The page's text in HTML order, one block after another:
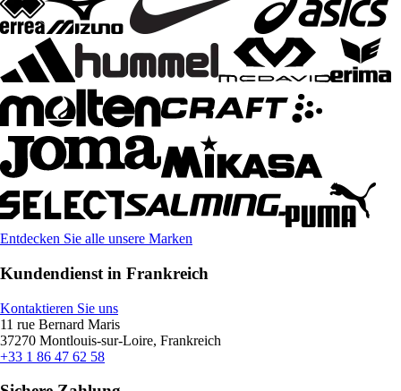
Entdecken Sie alle unsere Marken
Kundendienst in Frankreich
Kontaktieren Sie uns
11 rue Bernard Maris
37270 Montlouis-sur-Loire, Frankreich
+33 1 86 47 62 58